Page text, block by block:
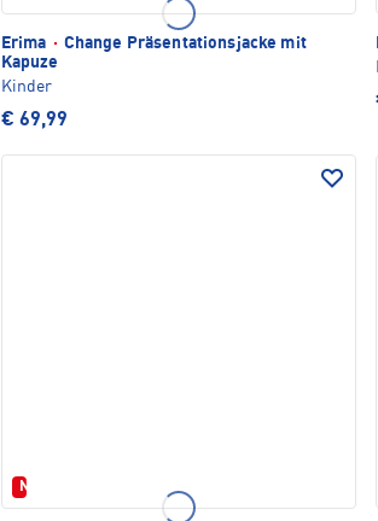
Erima · Change Präsentationsjacke mit
Kapuze
Kinder
€ 69,99
Neu